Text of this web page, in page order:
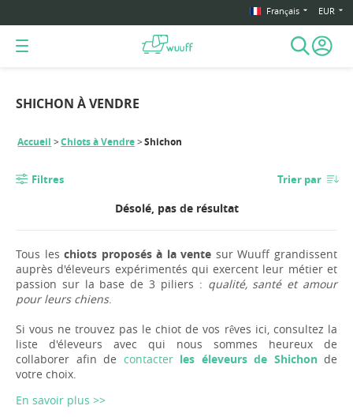
Français EUR
SHICHON À VENDRE
Accueil Chiots à Vendre Shichon
Filtres Trier par
Désolé, pas de résultat
Tous leschiots proposés à la vente sur Wuuff grandissent
auprès d'éleveurs expérimentés qui exercent leur métier et
passion sur la base de 3 piliers : qualité, santé et amour
pour leurs chiens.
Si vous ne trouvez pas le chiot de vos rêves ici, consultez la
liste d'éleveurs avec qui nous sommes heureux de
collaborer afin de contacterles éleveurs de Shichonde
votre choix.
En savoir plus >>